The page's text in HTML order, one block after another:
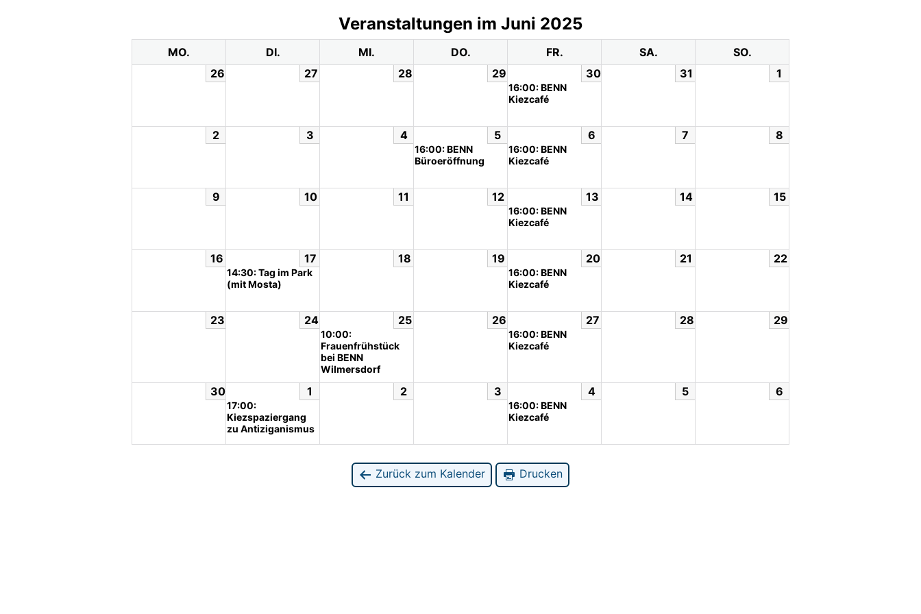
Veranstaltungen im Juni 2025
MO. DI. MI. DO. FR. SA.
SO.
26
27 28 29 30
16:00: BENN
Kiezcafé
31 1
2 3 4 5
16:00: BENN
Büroeröffnung
6
16:00: BENN
Kiezcafé
7 8
9 10 11 12 13
16:00: BENN
Kiezcafé
14 15
16 17
14:30: Tag im Park
(mit Mosta)
18 19 20
16:00: BENN
Kiezcafé
21 22
23 24 25
10:00:
Frauenfrühstück
bei BENN
Wilmersdorf
26 27
16:00: BENN
Kiezcafé
28 29
30 1
17:00:
Kiezspaziergang
zu Antiziganismus
2 3 4
16:00: BENN
Kiezcafé
5 6
Zurück zum Kalender Drucken